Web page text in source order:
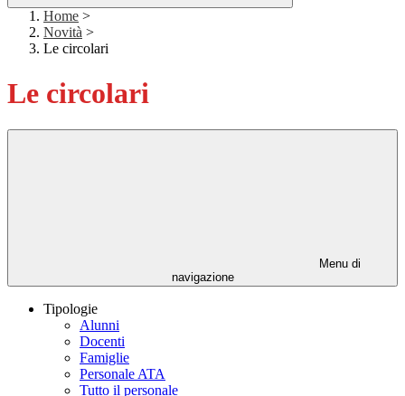
Home >
Novità >
Le circolari
Le circolari
Menu di
navigazione
Tipologie
Alunni
Docenti
Famiglie
Personale ATA
Tutto il personale